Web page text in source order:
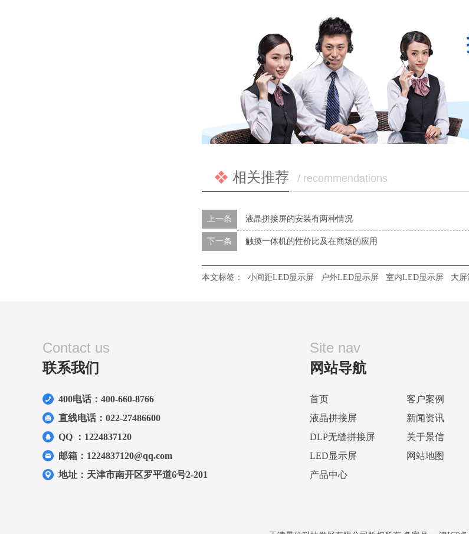
相关推荐 / recommendations
上一条 液晶拼接屏的安装有两种情况
下一条 触摸一体机的性价比及在商场的应用
本文标签： 小间距LED显示屏 户外LED显示屏 室内LED显示屏 大
Contact us
联系我们
400电话：400-660-8766
直线电话：022-27486600
QQ ：1224837120
邮箱：1224837120@qq.com
地址：天津市南开区罗平道6号2-201
Site nav
网站导航
首页
客户案例
液晶拼接屏
新闻资讯
DLP无缝拼接屏
关于景信
LED显示屏
网站地图
产品中心